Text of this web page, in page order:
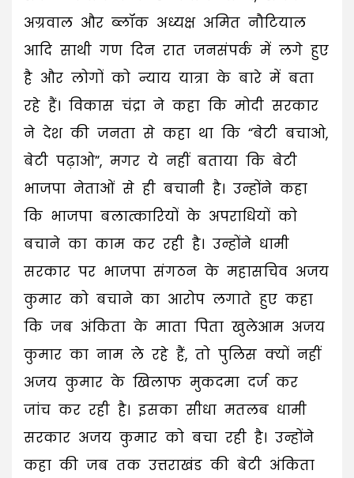
अग्रवाल और ब्लॉक अध्यक्ष अमित नौटियाल
आदि साथी गण दिन रात जनसंपर्क में लगे हुए
है और लोगों को न्याय यात्रा के बारे में बता
रहे हैं। विकास चंद्रा ने कहा कि मोदी सरकार
ने देश की जनता से कहा था कि “बेटी बचाओ,
बेटी पढ़ाओ”, मगर ये नहीं बताया कि बेटी
भाजपा नेताओं से ही बचानी है। उन्होंने कहा
कि भाजपा बलात्कारियों के अपराधियों को
बचाने का काम कर रही है। उन्होंने धामी
सरकार पर भाजपा संगठन के महासचिव अजय
कुमार को बचाने का आरोप लगाते हुए कहा
कि जब अंकिता के माता पिता खुलेआम अजय
कुमार का नाम ले रहे हैं, तो पुलिस क्यों नहीं
अजय कुमार के खिलाफ मुकदमा दर्ज कर
जांच कर रही है। इसका सीधा मतलब धामी
सरकार अजय कुमार को बचा रही है। उन्होंने
कहा की जब तक उत्तराखंड की बेटी अंकिता